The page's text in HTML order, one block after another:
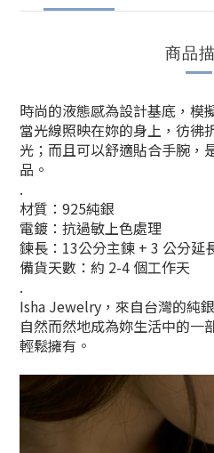
商品
時尚的液態感為設計基底， 模
當光線照映在妳的身上， 彷彿
光； 而且可以舒適貼合手腕，
品。
.
材質：925純銀
電鍍：抗過敏上色處理
鍊長：13公分主鍊 + 3 公分延
備貨天數：約 2-4 個工作天
.
Isha Jewelry，來自台灣的純
自然而然地成為妳生活中的一
輕鬆擁有。